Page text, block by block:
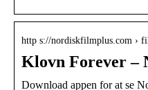
http s://nordiskfilmplus.com ›
Klovn Forever –
Download appen for at se